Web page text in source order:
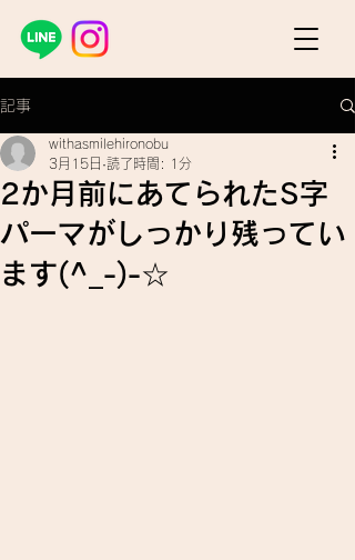
記事
2か月前にあてられたS字
パーマがしっかり残ってい
ます(^_-)-☆
withasmilehironobu
3月15日 読了時間: 1分